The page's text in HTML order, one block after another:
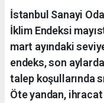
İstanbul Sanayi
İklim Endeksi
mart ayındaki
endeks, son
talep koşullarında
Öte yandan,